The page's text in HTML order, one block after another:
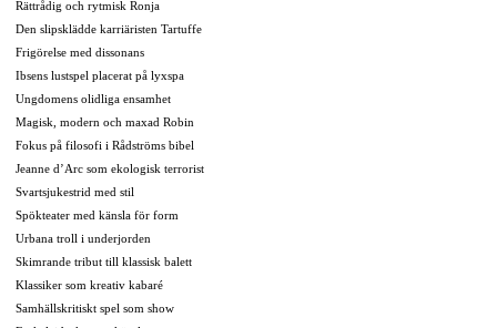
Rättrådig och rytmisk Ronja
Den slipsklädde karriäristen Tartuffe
Frigörelse med dissonans
Ibsens lustspel placerat på lyxspa
Ungdomens olidliga ensamhet
Magisk, modern och maxad Robin
Fokus på filosofi i Rådströms bibel
Jeanne d’Arc som ekologisk terrorist
Svartsjukestrid med stil
Spökteater med känsla för form
Urbana troll i underjorden
Skimrande tribut till klassisk balett
Klassiker som kreativ kabaré
Samhällskritiskt spel som show